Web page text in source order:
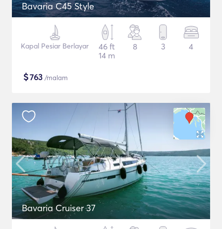
Bavaria C45 Style
Kapal Pesiar Berlayar
46 ft
14 m
8 3 4
$763 /malam
Bavaria Cruiser 37